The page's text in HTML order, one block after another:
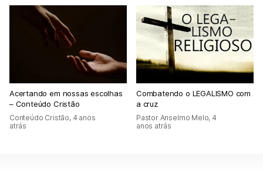
Acertando em nossas escolhas
– Conteúdo Cristão
Conteúdo Cristão, 4 anos
atrás
Combatendo o LEGALISMO com
a cruz
Pastor Anselmo Melo, 4
anos atrás